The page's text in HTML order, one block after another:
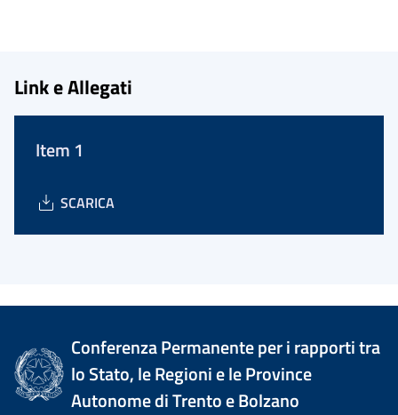
Link e Allegati
Item 1
SCARICA
Conferenza Permanente per i rapporti tra
lo Stato, le Regioni e le Province
Autonome di Trento e Bolzano